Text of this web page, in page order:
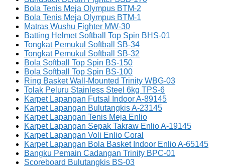
Bola Tenis Meja Olympus BTM-2
Bola Tenis Meja Olympus BTM-1
Matras Wushu Fighter MW-30
Batting Helmet Softball Top Spin BHS-01
Tongkat Pemukul Softball SB-34
Tongkat Pemukul Softball SB-32
Bola Softball Top Spin BS-150
Bola Softball Top Spin BS-100
Ring Basket Wall-Mounted Trinity WBG-03
Tolak Peluru Stainless Steel 6kg TPS-6
Karpet Lapangan Futsal Indoor A-89145
Karpet Lapangan Bulutangkis A-23145
Karpet Lapangan Tenis Meja Enlio
Karpet Lapangan Sepak Takraw Enlio A-19145
Karpet Lapangan Voli Enlio Coral
Karpet Lapangan Bola Basket Indoor Enlio A-65145
Bangku Pemain Cadangan Trinity BPC-01
Scoreboard Bulutangkis BS-03